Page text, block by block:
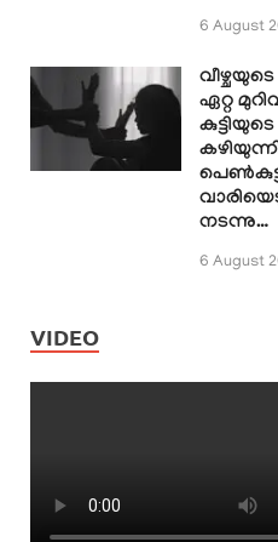
6 August
ഏറ്റ
നടന്നു…
6 August
VIDEO